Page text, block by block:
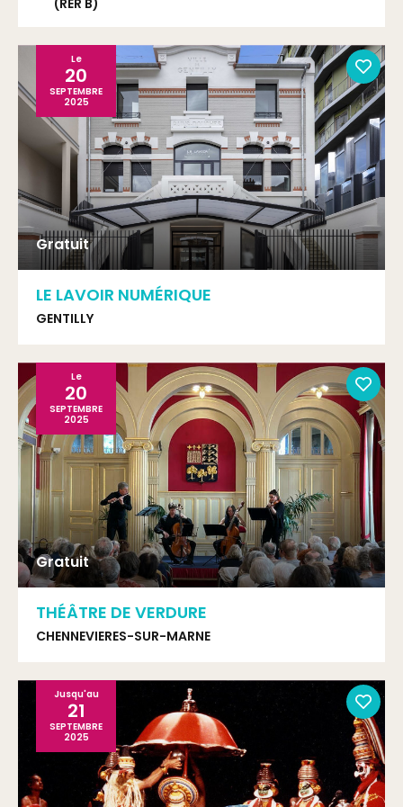
(RER B)
Gratuit
Le
20
SEPTEMBRE
2025
LE LAVOIR NUMÉRIQUE
GENTILLY
Gratuit
Le
20
SEPTEMBRE
2025
THÉÂTRE DE VERDURE
CHENNEVIERES-SUR-MARNE
Jusqu'au
21
SEPTEMBRE
2025